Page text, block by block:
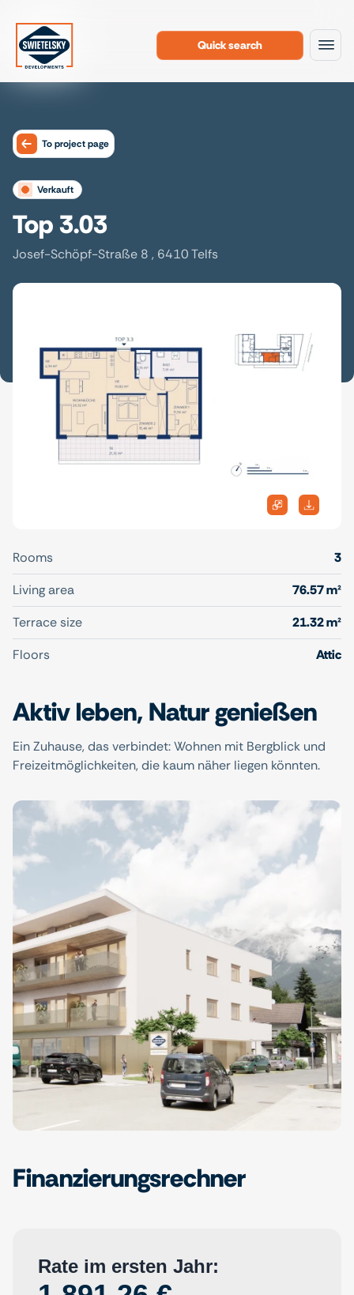
To the content Quick search
To project page
verkauft
Top 3.03
Josef-Schöpf-Straße 8 , 6410 Telfs
Rooms
3
Living area
76.57 m²
Terrace size
21.32 m²
Floors
Attic
Aktiv leben, Natur genießen
Ein Zuhause, das verbindet: Wohnen mit Bergblick und
Freizeitmöglichkeiten, die kaum näher liegen könnten.
Finanzierungsrechner